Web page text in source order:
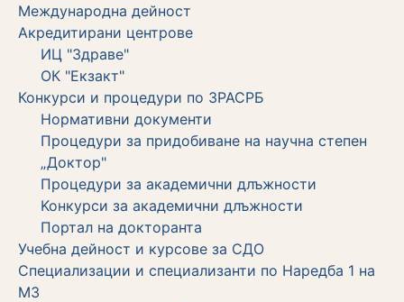
Международна дейност
Акредитирани центрове
ИЦ "Здраве"
ОК "Екзакт"
Конкурси и процедури по ЗРАСРБ
Нормативни документи
Процедури за придобиване на научна степен
„Доктор"
Процедури за академични длъжности
Koнкурси за академични длъжности
Портал на докторанта
Учебна дейност и курсове за СДО
Специализации и специализанти по Наредба 1 на
МЗ